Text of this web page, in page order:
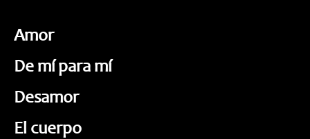
Amor
De mí para mí
Desamor
El cuerpo